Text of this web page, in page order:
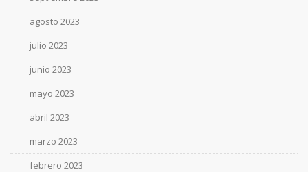
agosto 2023
julio 2023
junio 2023
mayo 2023
abril 2023
marzo 2023
febrero 2023